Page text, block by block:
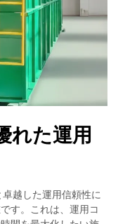
れた運用
越した運用信頼性に
す。これは、運用コ